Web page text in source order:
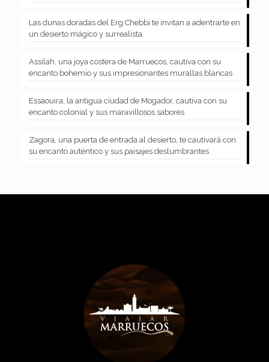
Las dunas doradas del Erg Chebbi te invitan a adentrarte en
un desierto mágico y surrealista.
Assilah, una joya costera de Marruecos, cautiva con su
encanto bohemio y sus impresionantes murallas blancas
Essaouira, la antigua ciudad de Mogador, cautiva con su
encanto colonial y sus maravillosos sabores
Zagora, una puerta de entrada al desierto, te cautivará con
su encanto auténtico y sus paisajes deslumbrantes